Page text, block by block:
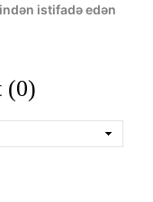
istifadə edən
(0)